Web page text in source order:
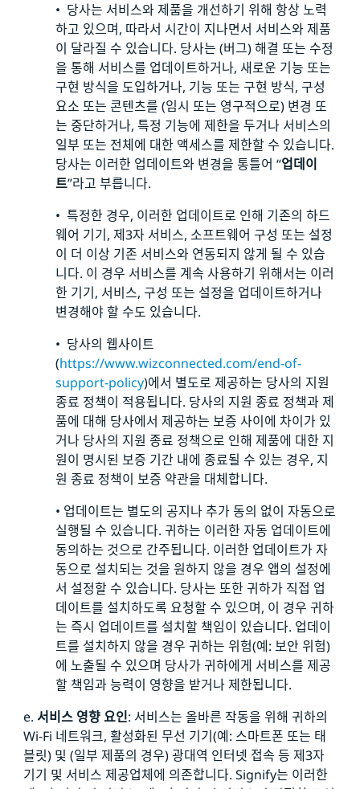
• 당사는 서비스와 제품을 개선하기 위해 항상 노력
하고 있으며, 따라서 시간이 지나면서 서비스와 제품
이 달라질 수 있습니다. 당사는 (버그) 해결 또는 수정
을 통해 서비스를 업데이트하거나, 새로운 기능 또는
구현 방식을 도입하거나, 기능 또는 구현 방식, 구성
요소 또는 콘텐츠를 (임시 또는 영구적으로) 변경 또
는 중단하거나, 특정 기능에 제한을 두거나 서비스의
일부 또는 전체에 대한 액세스를 제한할 수 있습니다.
당사는 이러한 업데이트와 변경을 통틀어 “업데이
트”라고 부릅니다.
• 특정한 경우, 이러한 업데이트로 인해 기존의 하드
웨어 기기, 제3자 서비스, 소프트웨어 구성 또는 설정
이 더 이상 기존 서비스와 연동되지 않게 될 수 있습
니다. 이 경우 서비스를 계속 사용하기 위해서는 이러
한 기기, 서비스, 구성 또는 설정을 업데이트하거나
변경해야 할 수도 있습니다.
• 당사의 웹사이트
(https://www.wizconnected.com/end-of-
support-policy)에서 별도로 제공하는 당사의 지원
종료 정책이 적용됩니다. 당사의 지원 종료 정책과 제
품에 대해 당사에서 제공하는 보증 사이에 차이가 있
거나 당사의 지원 종료 정책으로 인해 제품에 대한 지
원이 명시된 보증 기간 내에 종료될 수 있는 경우, 지
원 종료 정책이 보증 약관을 대체합니다.
• 업데이트는 별도의 공지나 추가 동의 없이 자동으로
실행될 수 있습니다. 귀하는 이러한 자동 업데이트에
동의하는 것으로 간주됩니다. 이러한 업데이트가 자
동으로 설치되는 것을 원하지 않을 경우 앱의 설정에
서 설정할 수 있습니다. 당사는 또한 귀하가 직접 업
데이트를 설치하도록 요청할 수 있으며, 이 경우 귀하
는 즉시 업데이트를 설치할 책임이 있습니다. 업데이
트를 설치하지 않을 경우 귀하는 위험(예: 보안 위험)
에 노출될 수 있으며 당사가 귀하에게 서비스를 제공
할 책임과 능력이 영향을 받거나 제한됩니다.
e. 서비스 영향 요인: 서비스는 올바른 작동을 위해 귀하의
Wi-Fi 네트워크, 활성화된 무선 기기(예: 스마트폰 또는 태
블릿) 및 (일부 제품의 경우) 광대역 인터넷 접속 등 제3자
기기 및 서비스 제공업체에 의존합니다. Signify는 이러한